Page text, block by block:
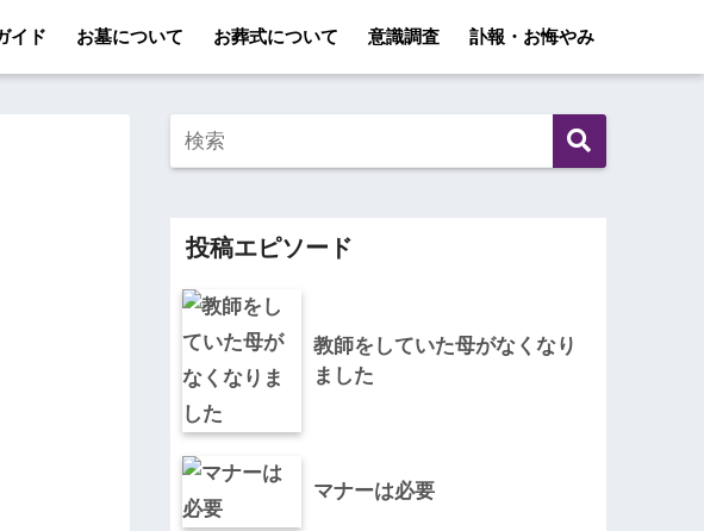
イド お墓について お葬式について 意識調査 訃報・お悔やみ
投稿エピソード
教師をしていた母がなくなり
ました
マナーは必要